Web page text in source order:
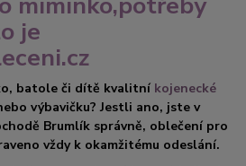
je
batole či dítě kvalitní kojenecké
výbavičku? Jestli ano, jste v
Brumlík správně, oblečení pro
vždy k okamžitému odeslání.